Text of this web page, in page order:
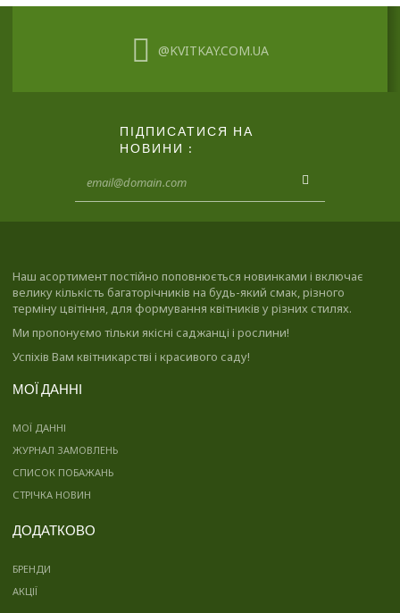
@KVITKAY.COM.UA
ПІДПИСАТИСЯ НА
НОВИНИ :
Наш асортимент постійно поповнюється новинками і включає
велику кількість багаторічників на будь-який смак, різного
терміну цвітіння, для формування квітників у різних стилях.
Ми пропонуємо тільки якісні саджанці і рослини!
Успіхів Вам квітникарстві і красивого саду!
МОЇ ДАННІ
МОЇ ДАННІ
ЖУРНАЛ ЗАМОВЛЕНЬ
СПИСОК ПОБАЖАНЬ
СТРІЧКА НОВИН
ДОДАТКОВО
БРЕНДИ
АКЦІЇ